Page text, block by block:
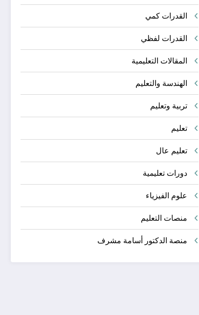
القدرات كمي
القدرات لفظي
المقالات التعليمية
الهندسة والتعليم
تربية وتعليم
تعليم
تعليم عال
دورات تعليمية
علوم الفيزياء
منصات التعليم
منصة الدكتور أسامة مشرف